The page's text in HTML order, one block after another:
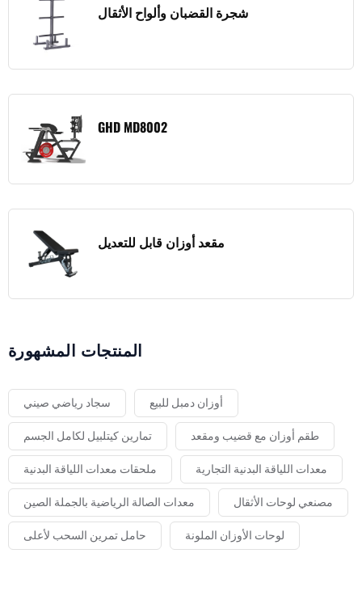
شجرة القضبان وألواح الأثقال
GHD MD8002
مقعد أوزان قابل للتعديل
المنتجات المشهورة
سجاد رياضي صيني أوزان دمبل للبيع
تمارين كيتلبيل لكامل الجسم طقم أوزان مع قضيب ومقعد
ملحقات معدات اللياقة البدنية معدات اللياقة البدنية التجارية
معدات الصالة الرياضية بالجملة الصين مصنعي لوحات الأثقال
حامل تمرين السحب لأعلى لوحات الأوزان الملونة